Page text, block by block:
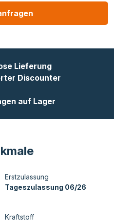
Lieferung
Discounter
auf Lager
Erstzulassung
Tageszulassung 06/26
Kraftstoff